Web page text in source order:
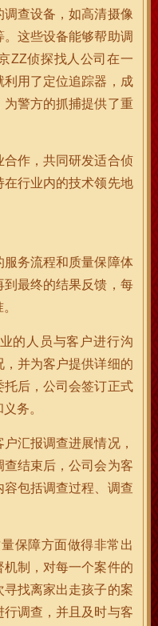
查设备，如高清摄像
这些设备能够帮助调
ZZ侦探找人公司在一
用了定位追踪器，成
警方的抓捕提供了重
合作，共同研发适合侦
行业内的技术领先地
务流程和质量保障体
最终的结果反馈，每
的人员与客户进行沟
并为客户提供详细的
后，公司会签订正式
务。
汇报调查进展情况，
结束后，公司会为客
容包括调查过程、调查
保障方面做得非常出
制，对每一个案件的
找离家出走孩子的案
调查，并且及时与客